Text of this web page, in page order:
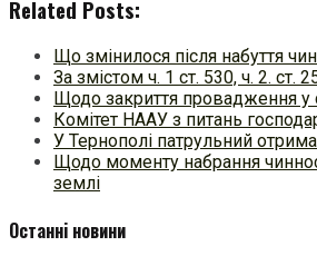
Related Posts:
Що змінилося після набуття
За змістом ч. 1 ст. 530, ч. 2. ст.
Щодо закриття провадження у
Комітет НААУ з питань
У Тернополі патрульний
Щодо моменту набрання
землі
Останні новини